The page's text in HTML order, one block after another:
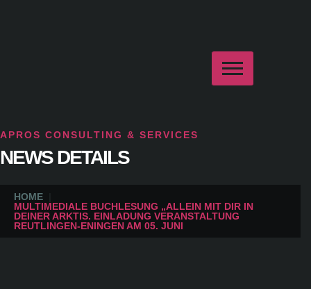
APROS CONSULTING & SERVICES
NEWS DETAILS
HOME
MULTIMEDIALE BUCHLESUNG „ALLEIN MIT DIR IN
DEINER ARKTIS. EINLADUNG VERANSTALTUNG
REUTLINGEN-ENINGEN AM 05. JUNI